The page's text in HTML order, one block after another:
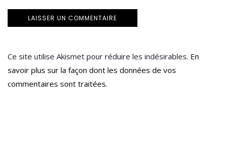
Ce site utilise Akismet pour réduire les indésirables. En
savoir plus sur la façon dont les données de vos
commentaires sont traitées.